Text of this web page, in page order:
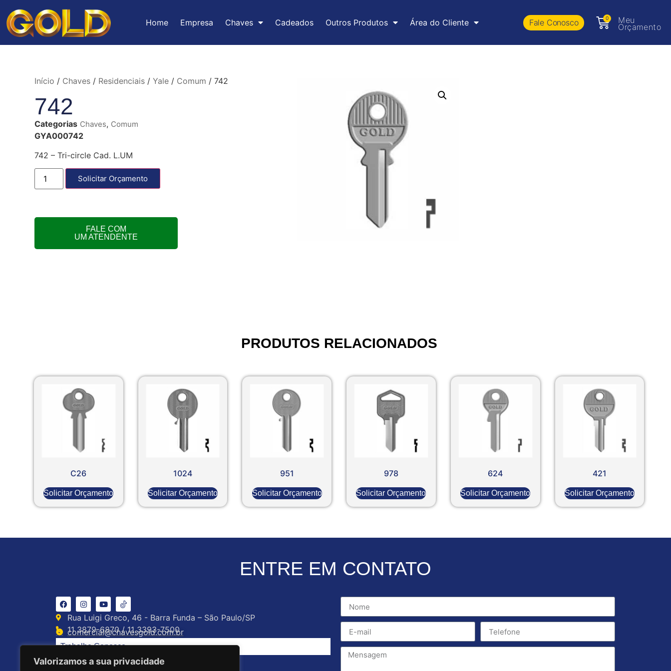
Valorizamos a sua privacidade
Home Empresa Chaves Cadeados Outros Produtos Área do Cliente Fale Conosco 0 Meu
Orçamento
Início / Chaves/ Residenciais/ Yale/ Comum / 742
742
Categorias Chaves, Comum
GYA000742
742 – Tri-circle Cad. L.UM
Solicitar Orçamento
FALE COM
UM ATENDENTE
PRODUTOS RELACIONADOS
C26
Solicitar Orçamento
1024
Solicitar Orçamento
951
Solicitar Orçamento
978
Solicitar Orçamento
624
Solicitar Orçamento
421
Solicitar Orçamento
ENTRE EM CONTATO
Rua Luigi Greco, 46 - Barra Funda – São Paulo/SP
11 3879-6870 / 11 3393-7500
comercial@chavesgold.com.br
Trabalhe Conosco